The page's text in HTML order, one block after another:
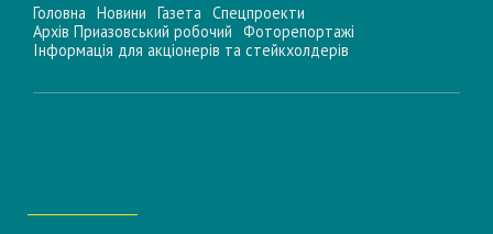
Головна Новини Газета Спецпроекти
Архів Приазовський робочий Фоторепортажі
Інформацiя для акцiонерiв та стейкхолдерiв